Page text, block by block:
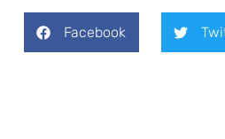
Facebook